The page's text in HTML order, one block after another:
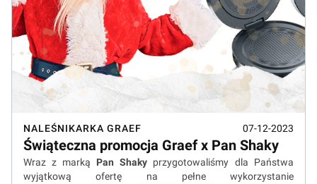
NALEŚNIKARKA GRAEF 07-12-2023
Świąteczna promocja Graef x Pan Shaky
Wraz z marką Pan Shaky przygotowaliśmy dla Państwa
wyjątkową ofertę na pełne wykorzystanie